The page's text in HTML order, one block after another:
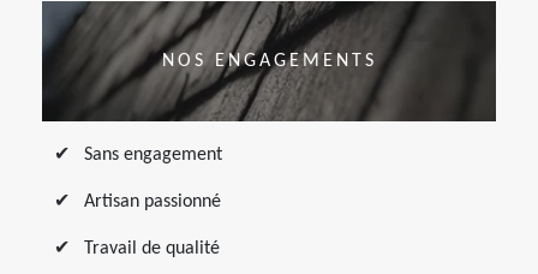
NOS ENGAGEMENTS
Sans engagement
Artisan passionné
Travail de qualité